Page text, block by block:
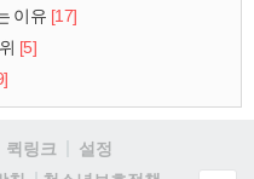
이유 [17]
[5]
퀵링크
설정